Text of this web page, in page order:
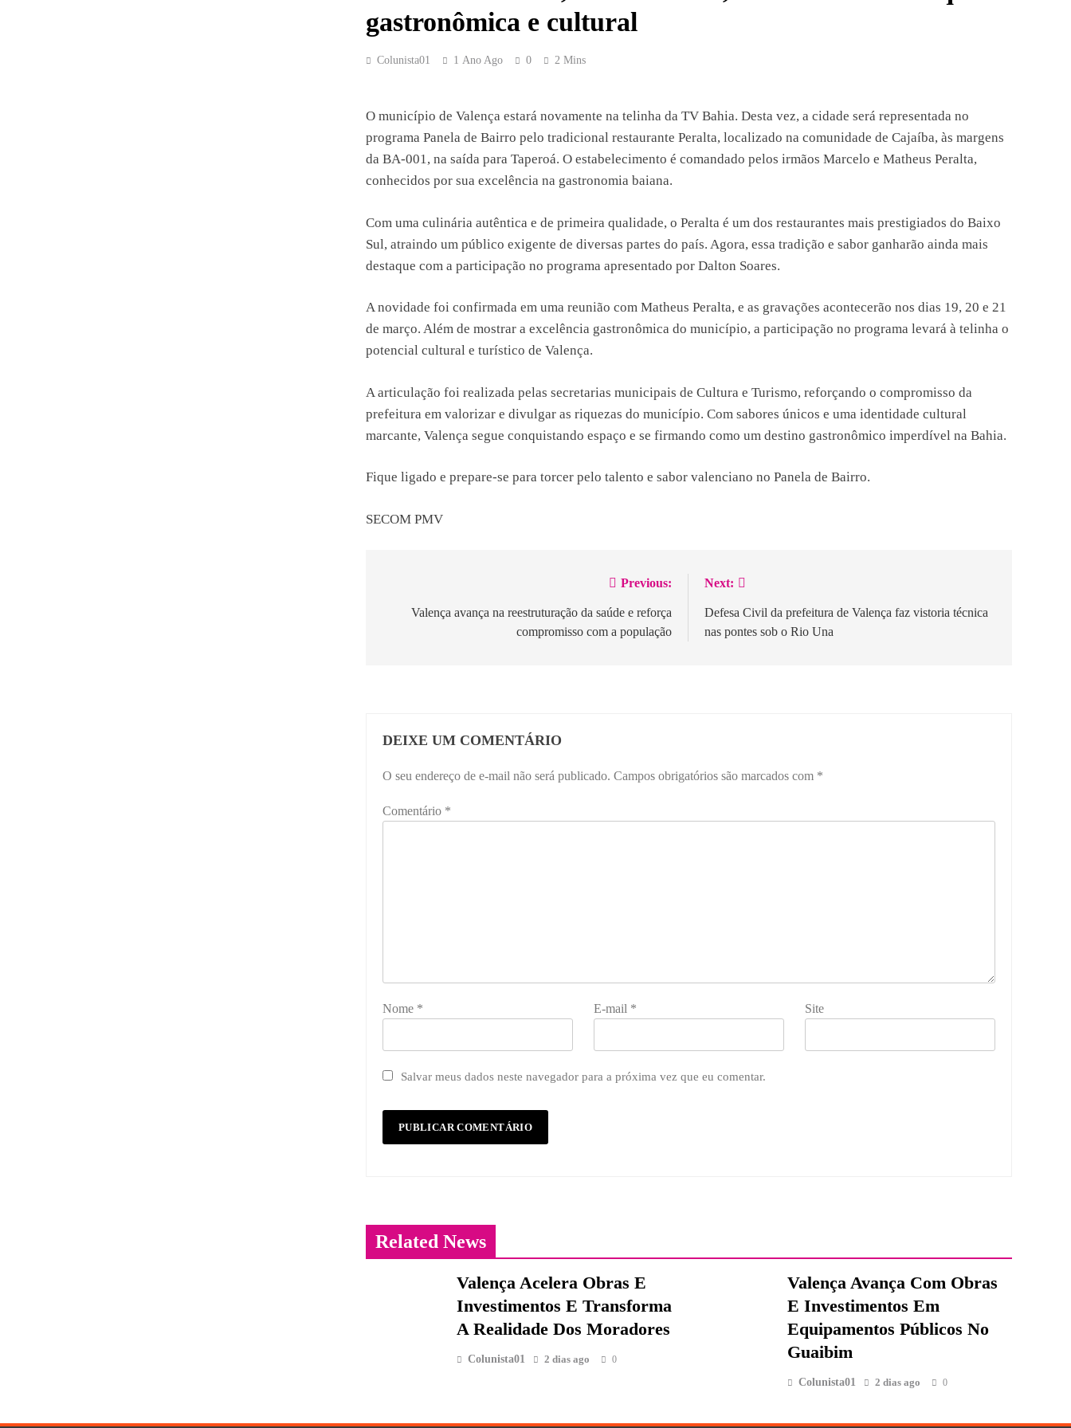
gastronômica e cultural
Colunista01 1 Ano Ago 0 2 Mins
O município de Valença estará novamente na telinha da TV Bahia. Desta vez, a cidade será representada no
programa Panela de Bairro pelo tradicional restaurante Peralta, localizado na comunidade de Cajaíba, às margens
da BA-001, na saída para Taperoá. O estabelecimento é comandado pelos irmãos Marcelo e Matheus Peralta,
conhecidos por sua excelência na gastronomia baiana.
Com uma culinária autêntica e de primeira qualidade, o Peralta é um dos restaurantes mais prestigiados do Baixo
Sul, atraindo um público exigente de diversas partes do país. Agora, essa tradição e sabor ganharão ainda mais
destaque com a participação no programa apresentado por Dalton Soares.
A novidade foi confirmada em uma reunião com Matheus Peralta, e as gravações acontecerão nos dias 19, 20 e 21
de março. Além de mostrar a excelência gastronômica do município, a participação no programa levará à telinha o
potencial cultural e turístico de Valença.
A articulação foi realizada pelas secretarias municipais de Cultura e Turismo, reforçando o compromisso da
prefeitura em valorizar e divulgar as riquezas do município. Com sabores únicos e uma identidade cultural
marcante, Valença segue conquistando espaço e se firmando como um destino gastronômico imperdível na Bahia.
Fique ligado e prepare-se para torcer pelo talento e sabor valenciano no Panela de Bairro.
SECOM PMV
Previous:
Valença avança na reestruturação da saúde e reforça
compromisso com a população
Next:
Defesa Civil da prefeitura de Valença faz vistoria técnica
nas pontes sob o Rio Una
DEIXE UM COMENTÁRIO
O seu endereço de e-mail não será publicado. Campos obrigatórios são marcados com *
Comentário *
Nome * E-mail * Site
Salvar meus dados neste navegador para a próxima vez que eu comentar.
Related News
Valença Acelera Obras E
Investimentos E Transforma
A Realidade Dos Moradores
Colunista01 2 dias ago 0
Valença Avança Com Obras
E Investimentos Em
Equipamentos Públicos No
Guaibim
Colunista01 2 dias ago 0